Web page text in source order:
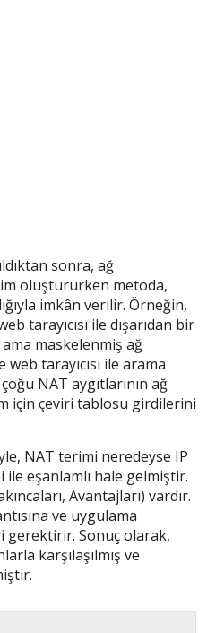
sonra, ağ
oluştururken metoda,
imkân verilir. Örneğin,
tarayıcısı ile dışarıdan bir
maskelenmiş ağ
tarayıcısı ile arama
NAT aygıtlarının ağ
için çeviri tablosu girdilerini
NAT terimi neredeyse IP
eşanlamlı hale gelmiştir.
Avantajları) vardır.
ve uygulama
gerektirir. Sonuç olarak,
karşılaşılmış ve